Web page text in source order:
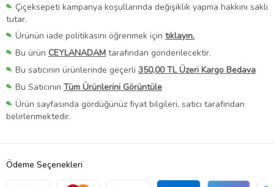
Çiçeksepeti kampanya koşullarında değişiklik yapma hakkını saklı
tutar.
Ürünün iade politikasını öğrenmek için tıklayın.
Bu ürün CEYLANADAM tarafından gönderilecektir.
Bu satıcının ürünlerinde geçerli 350,00 TL Üzeri Kargo Bedava
Bu Satıcının Tüm Ürünlerini Görüntüle
Ürün sayfasında gördüğünüz fiyat bilgileri, satıcı tarafından
belirlenmektedir.
Ödeme Seçenekleri